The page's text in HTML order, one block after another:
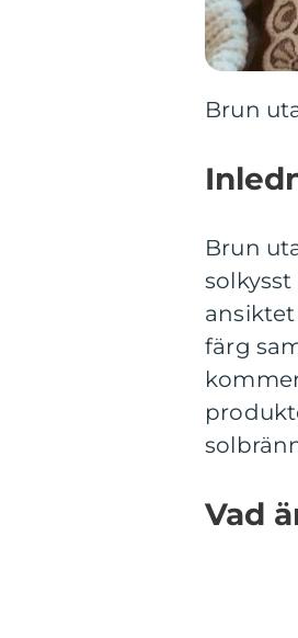
Brun
Brun
färg
Vad